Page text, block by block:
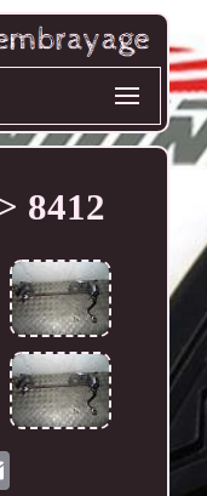
8412